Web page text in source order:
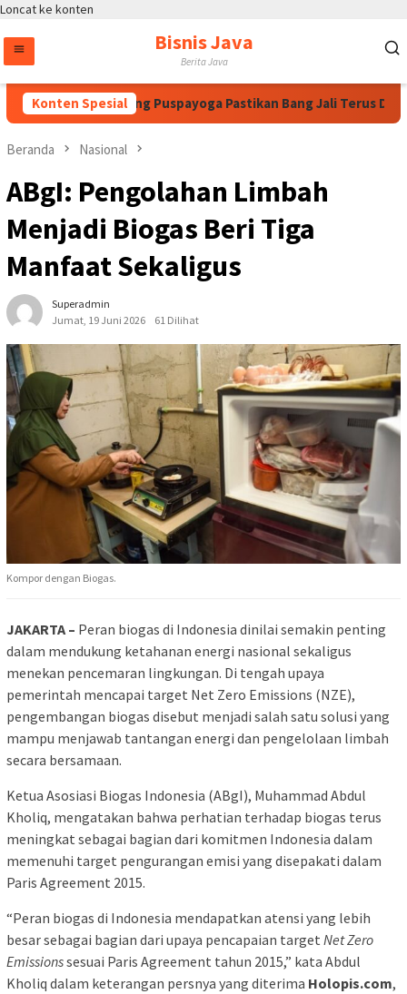
Loncat ke konten
Bisnis Java
Berita Java
Konten Spesial
Bintang Puspayoga Pastikan Bang Jali Terus Dikawal
Beranda Nasional
ABgI: Pengolahan Limbah
Menjadi Biogas Beri Tiga
Manfaat Sekaligus
Superadmin
Jumat, 19 Juni 2026
61 Dilihat
Kompor dengan Biogas.
JAKARTA – Peran biogas di Indonesia dinilai semakin penting
dalam mendukung ketahanan energi nasional sekaligus
menekan pencemaran lingkungan. Di tengah upaya
pemerintah mencapai target Net Zero Emissions (NZE),
pengembangan biogas disebut menjadi salah satu solusi yang
mampu menjawab tantangan energi dan pengelolaan limbah
secara bersamaan.
Ketua Asosiasi Biogas Indonesia (ABgI), Muhammad Abdul
Kholiq, mengatakan bahwa perhatian terhadap biogas terus
meningkat sebagai bagian dari komitmen Indonesia dalam
memenuhi target pengurangan emisi yang disepakati dalam
Paris Agreement 2015.
“Peran biogas di Indonesia mendapatkan atensi yang lebih
besar sebagai bagian dari upaya pencapaian target Net Zero
Emissionssesuai Paris Agreement tahun 2015,” kata Abdul
Kholiq dalam keterangan persnya yang diterima Holopis.com,